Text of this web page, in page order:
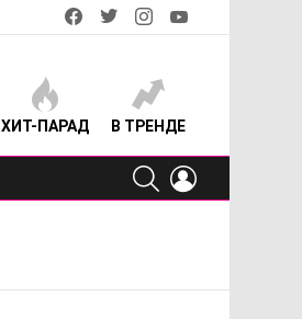
facebooktwitterinstagram
ХИТ-ПАРАД В ТРЕНДЕ
SEARCH